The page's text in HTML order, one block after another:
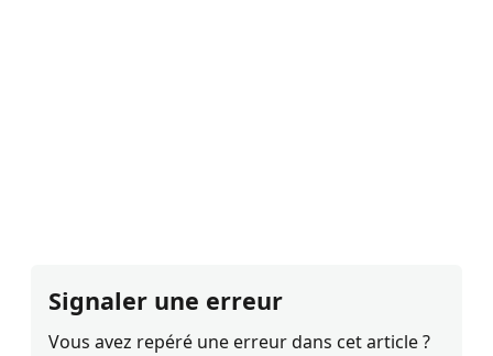
Signaler une erreur
Vous avez repéré une erreur dans cet article ?